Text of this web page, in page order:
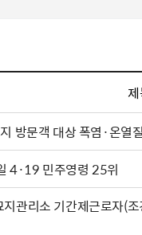
방문객 대상 폭염·온열
4·19 민주영령 25위
관리소 기간제근로자(